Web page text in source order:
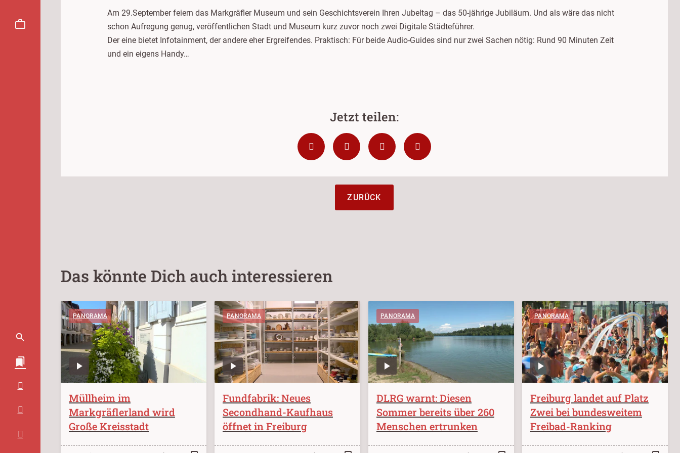
Am 29.September feiern das Markgräfler Museum und sein Geschichtsverein Ihren Jubeltag – das 50-jährige Jubiläum. Und als wäre das nicht
schon Aufregung genug, veröffentlichen Stadt und Museum kurz zuvor noch zwei Digitale Städteführer.
Der eine bietet Infotainment, der andere eher Ergreifendes. Praktisch: Für beide Audio-Guides sind nur zwei Sachen nötig: Rund 90 Minuten Zeit
und ein eigens Handy…
ZURÜCK
Das könnte Dich auch interessieren
PANORAMA
Müllheim im
Markgräflerland wird
Große Kreisstadt
PANORAMA
Fundfabrik: Neues
Secondhand-Kaufhaus
öffnet in Freiburg
PANORAMA
DLRG warnt: Diesen
Sommer bereits über 260
Menschen ertrunken
PANORAMA
Freiburg landet auf Platz
Zwei bei bundesweitem
Freibad-Ranking